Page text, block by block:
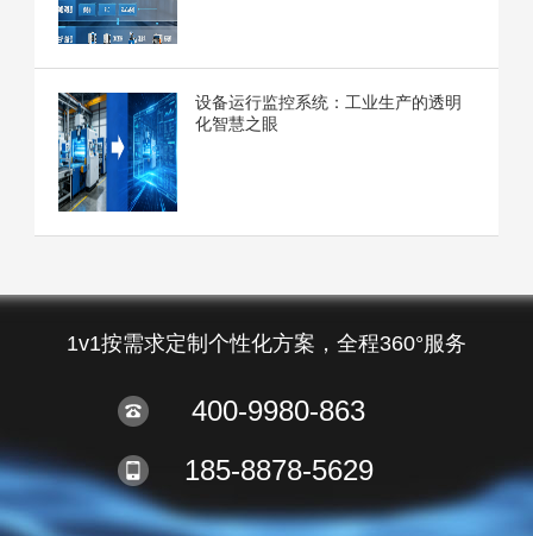
设备运行监控系统：工业生产的透明
化智慧之眼
1v1按需求定制个性化方案，全程360°服务
400-9980-863
185-8878-5629